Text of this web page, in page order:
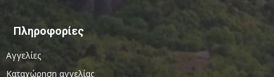
Πληροφορίες
Αγγελίες
Καταχώρηση αγγελίας